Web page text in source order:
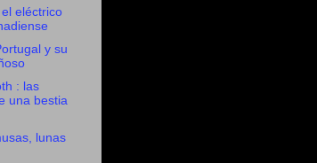
eléctrico
y su
: las
una bestia
lunas